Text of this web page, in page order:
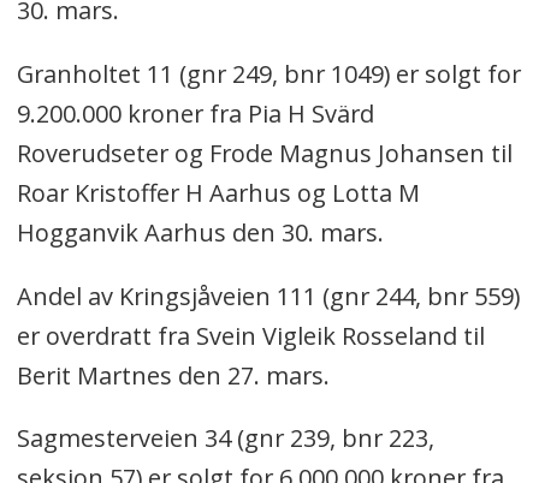
30. mars.
Granholtet 11 (gnr 249, bnr 1049) er solgt for
9.200.000 kroner fra Pia H Svärd
Roverudseter og Frode Magnus Johansen til
Roar Kristoffer H Aarhus og Lotta M
Hogganvik Aarhus den 30. mars.
Andel av Kringsjåveien 111 (gnr 244, bnr 559)
er overdratt fra Svein Vigleik Rosseland til
Berit Martnes den 27. mars.
Sagmesterveien 34 (gnr 239, bnr 223,